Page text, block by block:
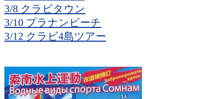
3/8 クラビタウン
3/10 プラナンビーチ
3/12 クラビ4島ツアー